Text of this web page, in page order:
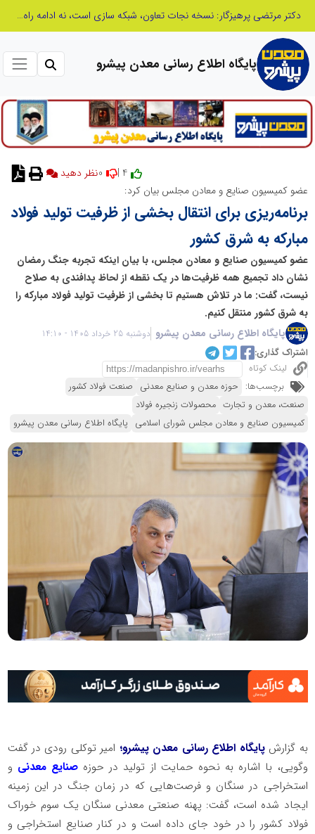
مدیر موفق آموزشگاه‌های زبان: هم‌افزایی «مدیریت هوشمند» و «سرمایه‌های انسانی» رمز عبور از بحران‌های آموزشی است
پایگاه اطلاع رسانی معدن پیشرو
نظر دهید
عضو کمیسیون صنایع و معادن مجلس بیان کرد:
برنامه‌ریزی برای انتقال بخشی از ظرفیت تولید فولاد
مبارکه به شرق کشور
عضو کمیسیون صنایع و معادن مجلس، با بیان اینکه تجربه جنگ رمضان
نشان داد تجمیع همه ظرفیت‌ها در یک نقطه از لحاظ پدافندی به صلاح
نیست، گفت: ما در تلاش هستیم تا بخشی از ظرفیت تولید فولاد مبارکه را
به شرق کشور منتقل کنیم.
پایگاه اطلاع رسانی معدن پیشرو دوشنبه 25 خرداد 1405 - 14:10
اشتراک گذاری:
لینک کوتاه
برچسب‌ها: حوزه معدن و صنایع معدنی صنعت فولاد کشور
صنعت، معدن و تجارت محصولات زنجیره فولاد
کمیسیون صنایع و معادن مجلس شورای اسلامی پایگاه اطلاع رسانی معدن پیشرو
به گزارشپایگاه اطلاع رسانی معدن پیشرو؛ امیر توکلی رودی در گفت
وگویی، با اشاره به نحوه حمایت از تولید در حوزه صنایع معدنی و
استخراجی در سنگان و فرصت‌هایی که در زمان جنگ در این زمینه
ایجاد شده است، گفت: پهنه صنعتی معدنی سنگان یک سوم خوراک
فولاد کشور را در خود جای داده است و در کنار صنایع استخراجی و